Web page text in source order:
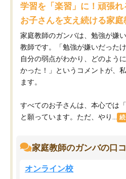
学習を「楽習」に！頑張れ
お子さんを支え続ける家庭
家庭教師のガンバは、勉強が嫌
教師です。「勉強が嫌いだった
自分の弱点がわかり、どのよう
かった！」というコメントが、
ます。
すべてのお子さんは、本心では
と願っています。ただ、やり...
家庭教師のガンバの口
オンライン校